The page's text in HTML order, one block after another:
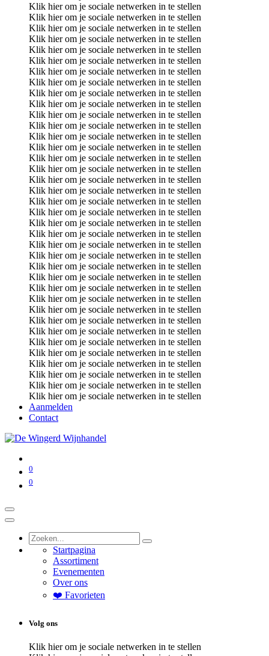
Klik hier om je sociale netwerken in te stellen
Klik hier om je sociale netwerken in te stellen
Klik hier om je sociale netwerken in te stellen
Klik hier om je sociale netwerken in te stellen
Klik hier om je sociale netwerken in te stellen
Klik hier om je sociale netwerken in te stellen
Klik hier om je sociale netwerken in te stellen
Klik hier om je sociale netwerken in te stellen
Klik hier om je sociale netwerken in te stellen
Klik hier om je sociale netwerken in te stellen
Klik hier om je sociale netwerken in te stellen
Klik hier om je sociale netwerken in te stellen
Klik hier om je sociale netwerken in te stellen
Klik hier om je sociale netwerken in te stellen
Klik hier om je sociale netwerken in te stellen
Klik hier om je sociale netwerken in te stellen
Klik hier om je sociale netwerken in te stellen
Klik hier om je sociale netwerken in te stellen
Klik hier om je sociale netwerken in te stellen
Klik hier om je sociale netwerken in te stellen
Klik hier om je sociale netwerken in te stellen
Klik hier om je sociale netwerken in te stellen
Klik hier om je sociale netwerken in te stellen
Klik hier om je sociale netwerken in te stellen
Klik hier om je sociale netwerken in te stellen
Klik hier om je sociale netwerken in te stellen
Klik hier om je sociale netwerken in te stellen
Klik hier om je sociale netwerken in te stellen
Klik hier om je sociale netwerken in te stellen
Klik hier om je sociale netwerken in te stellen
Klik hier om je sociale netwerken in te stellen
Klik hier om je sociale netwerken in te stellen
Klik hier om je sociale netwerken in te stellen
Klik hier om je sociale netwerken in te stellen
Klik hier om je sociale netwerken in te stellen
Klik hier om je sociale netwerken in te stellen
Klik hier om je sociale netwerken in te stellen
Aanmelden
Contact
0
0
Startpagina
Assortiment
Evenementen
Over ons
❤️ Favorieten
Volg ons
Klik hier om je sociale netwerken in te stellen